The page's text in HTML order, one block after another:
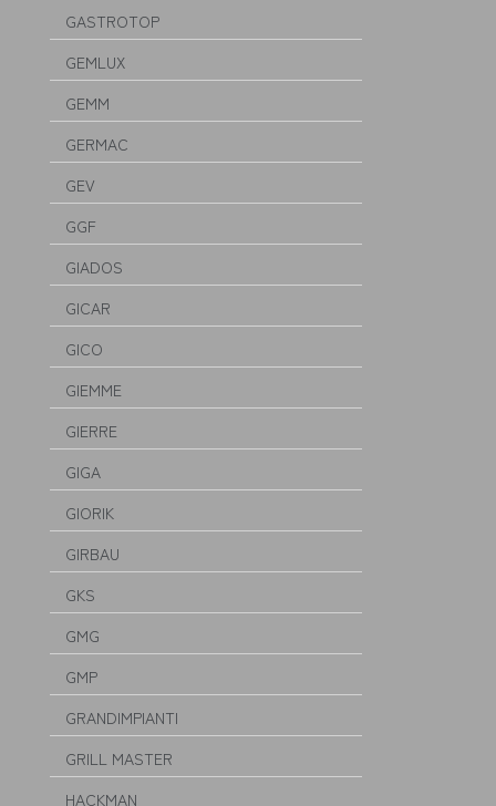
GASTROTOP
GEMLUX
GEMM
GERMAC
GEV
GGF
GIADOS
GICAR
GICO
GIEMME
GIERRE
GIGA
GIORIK
GIRBAU
GKS
GMG
GMP
GRANDIMPIANTI
GRILL MASTER
HACKMAN